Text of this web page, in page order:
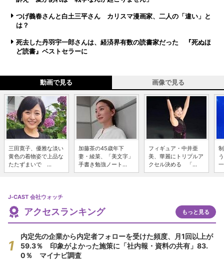
つげ義春さんと白土三平さん カリスマ漫画家、二人の「違い」と
は？
死去した丹羽宇一郎さんは、経済界有数の読書家だった 『死ぬほ
ど読書』ベストセラーに
動画で見る 画像で見る
三田寛子、優雅な淡い
黄色の着物姿で上品な
たたずまいで ...
加藤茶の45歳年下
妻・綾菜、「美文字」
手書き勉強ノート...
フィギュア・中井亜
美、華麗にトリプルア
クセル決める 「...
J-CAST 会社ウォッチ
アクセスランキング もっと見る
内定先の企業から内定者フォローを受けた頻度、月1回以上が
59.3％ 印象がよかった施策に「社内報・資料の共有」83.
0％ マイナビ調査